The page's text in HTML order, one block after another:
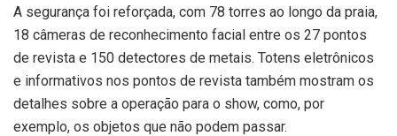
A segurança foi reforçada, com 78 torres ao longo da praia,
18 câmeras de reconhecimento facial entre os 27 pontos
de revista e 150 detectores de metais. Totens eletrônicos
e informativos nos pontos de revista também mostram os
detalhes sobre a operação para o show, como, por
exemplo, os objetos que não podem passar.